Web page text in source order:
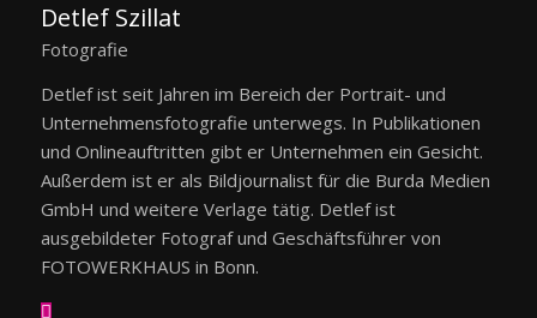
Detlef Szillat
Fotografie
Detlef ist seit Jahren im Bereich der Portrait- und
Unternehmensfotografie unterwegs. In Publikationen
und Onlineauftritten gibt er Unternehmen ein Gesicht.
Außerdem ist er als Bildjournalist für die Burda Medien
GmbH und weitere Verlage tätig. Detlef ist
ausgebildeter Fotograf und Geschäftsführer von
FOTOWERKHAUS in Bonn.